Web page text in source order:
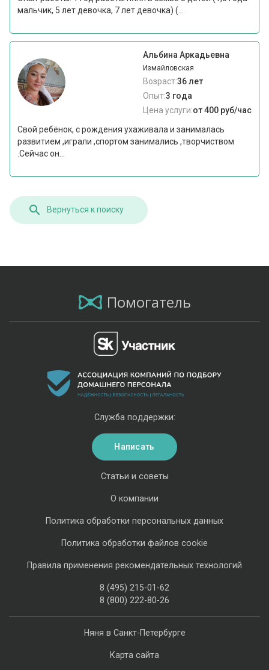
мальчик, 5 лет девочка, 7 лет девочка) (...
Альбина Аркадьевна
Измайловская
Возраст:36 лет
Опыт:3 года
Цена услуги:от 400 руб/час
Свой ребёнок, с рождения ухаживала и занималась
развитием ,играли ,спортом занимались ,творчиством
.Сейчас он...
Вернуться к поиску
Помогатель
Няня в Санкт-Петербурге
Карта сайта
Статьи и советы
О компании
Политика обработки персональных данных
Политика обработки файлов cookie
Правила применения рекомендательных технологий
8 (495) 215-01-62
8 (800) 222-80-26
Служба поддержки:
Написать